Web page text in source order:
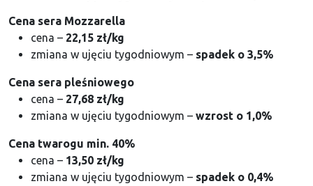
Cena sera Mozzarella
cena – 22,15 zł/kg
zmiana w ujęciu tygodniowym – spadek o 3,5%
Cena sera pleśniowego
cena – 27,68 zł/kg
zmiana w ujęciu tygodniowym – wzrost o 1,0%
Cena twarogu min. 40%
cena – 13,50 zł/kg
zmiana w ujęciu tygodniowym – spadek o 0,4%